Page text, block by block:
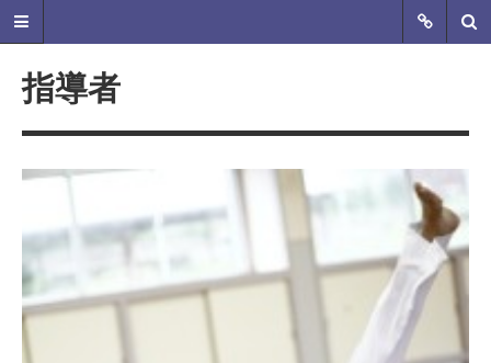
SAMURAI CAPOEIRA 山
山口県のカポエイラグループ Meatre
オフィシャルHP 2016年1月より正式
に活動開始！ ただいま新規仲間を募
指導者